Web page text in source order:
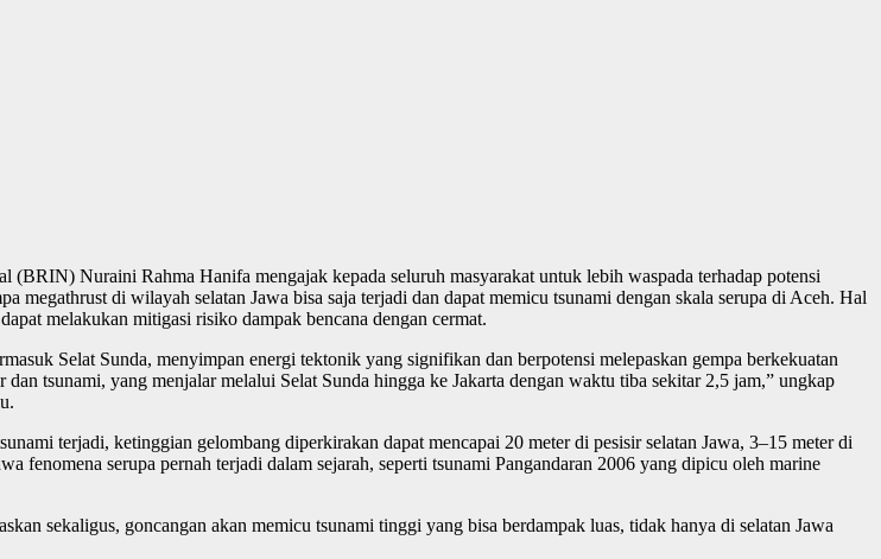
Nuraini Rahma Hanifa mengajak kepada seluruh masyarakat untuk lebih waspada terhadap potensi
megathrust di wilayah selatan Jawa bisa saja terjadi dan dapat memicu tsunami dengan skala serupa di Aceh. Hal
melakukan mitigasi risiko dampak bencana dengan cermat.
Selat Sunda, menyimpan energi tektonik yang signifikan dan berpotensi melepaskan gempa berkekuatan
tsunami, yang menjalar melalui Selat Sunda hingga ke Jakarta dengan waktu tiba sekitar 2,5 jam,” ungkap
terjadi, ketinggian gelombang diperkirakan dapat mencapai 20 meter di pesisir selatan Jawa, 3–15 meter di
fenomena serupa pernah terjadi dalam sejarah, seperti tsunami Pangandaran 2006 yang dipicu oleh marine
sekaligus, goncangan akan memicu tsunami tinggi yang bisa berdampak luas, tidak hanya di selatan Jawa